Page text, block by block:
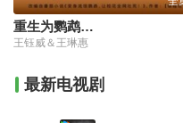
重生为鹦鹉，我整活超级进化
王钰威＆王琳惠
最新电视剧